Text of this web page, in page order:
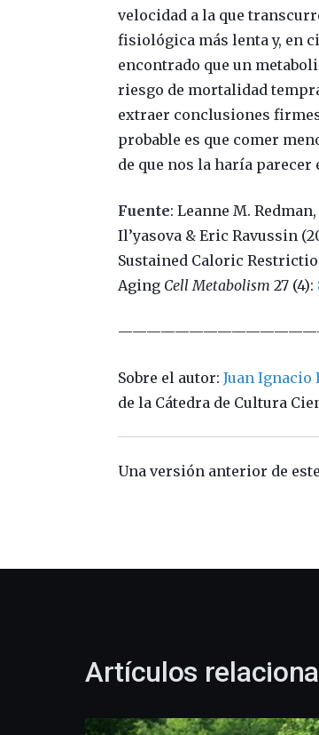
velocidad a la que
fisiológica más lenta y, en
encontrado que un
riesgo de mortalidad
extraer conclusiones
probable es que comer
de que nos la haría parecer
Fuente: Leanne M.
Il’yasova & Eric Ravussin
Sustained Caloric
Aging Cell Metabolism 27 (4):
Sobre el autor:Juan Ignacio
de la Cátedra de Cultura
Una versión anterior de
Artículos